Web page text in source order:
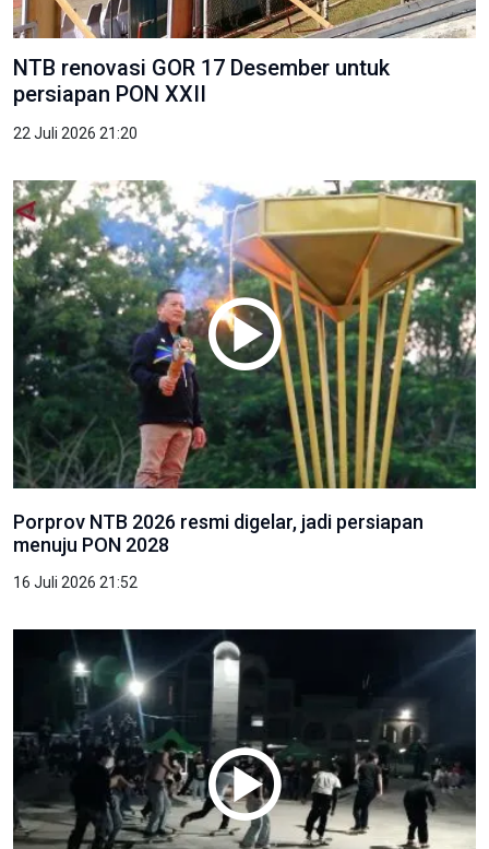
NTB renovasi GOR 17 Desember untuk
persiapan PON XXII
22 Juli 2026 21:20
Porprov NTB 2026 resmi digelar, jadi persiapan
menuju PON 2028
16 Juli 2026 21:52